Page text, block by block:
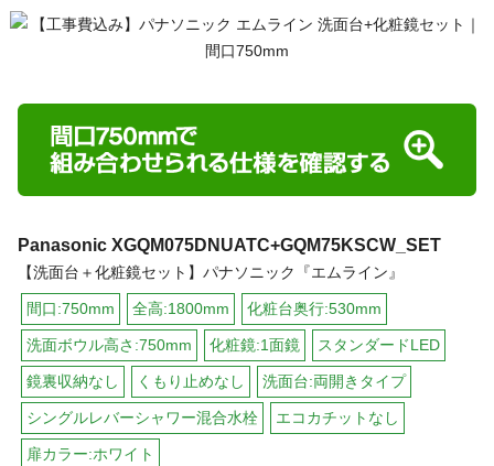
Panasonic XGQM075DNUATC+GQM75KSCW_SET
【洗面台＋化粧鏡セット】パナソニック『エムライン』
間口:750mm 全高:1800mm 化粧台奥行:530mm
洗面ボウル高さ:750mm 化粧鏡:1面鏡 スタンダードLED
鏡裏収納なし くもり止めなし 洗面台:両開きタイプ
シングルレバーシャワー混合水栓 エコカチットなし
扉カラー:ホワイト